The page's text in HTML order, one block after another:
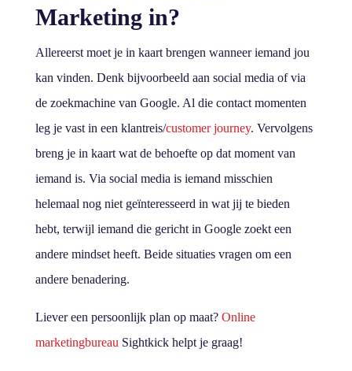
Marketing in?
Allereerst moet je in kaart brengen wanneer iemand jou
kan vinden. Denk bijvoorbeeld aan social media of via
de zoekmachine van Google. Al die contact momenten
leg je vast in een klantreis/customer journey. Vervolgens
breng je in kaart wat de behoefte op dat moment van
iemand is. Via social media is iemand misschien
helemaal nog niet geïnteresseerd in wat jij te bieden
hebt, terwijl iemand die gericht in Google zoekt een
andere mindset heeft. Beide situaties vragen om een
andere benadering.
Liever een persoonlijk plan op maat? Online
marketingbureau Sightkick helpt je graag!